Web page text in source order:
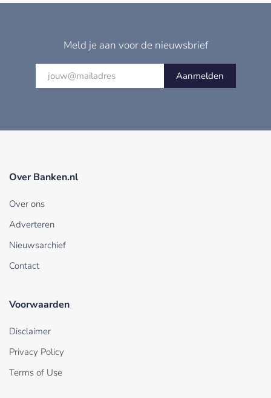
Meld je aan voor de nieuwsbrief
Aanmelden
Over Banken.nl
Over ons
Adverteren
Nieuwsarchief
Contact
Voorwaarden
Disclaimer
Privacy Policy
Terms of Use